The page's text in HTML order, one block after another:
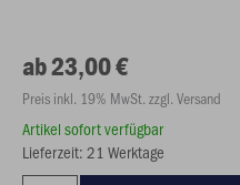
ab 23,00 €
Preis inkl. 19% MwSt. zzgl. Versand
Artikel sofort verfügbar
Lieferzeit: 21 Werktage